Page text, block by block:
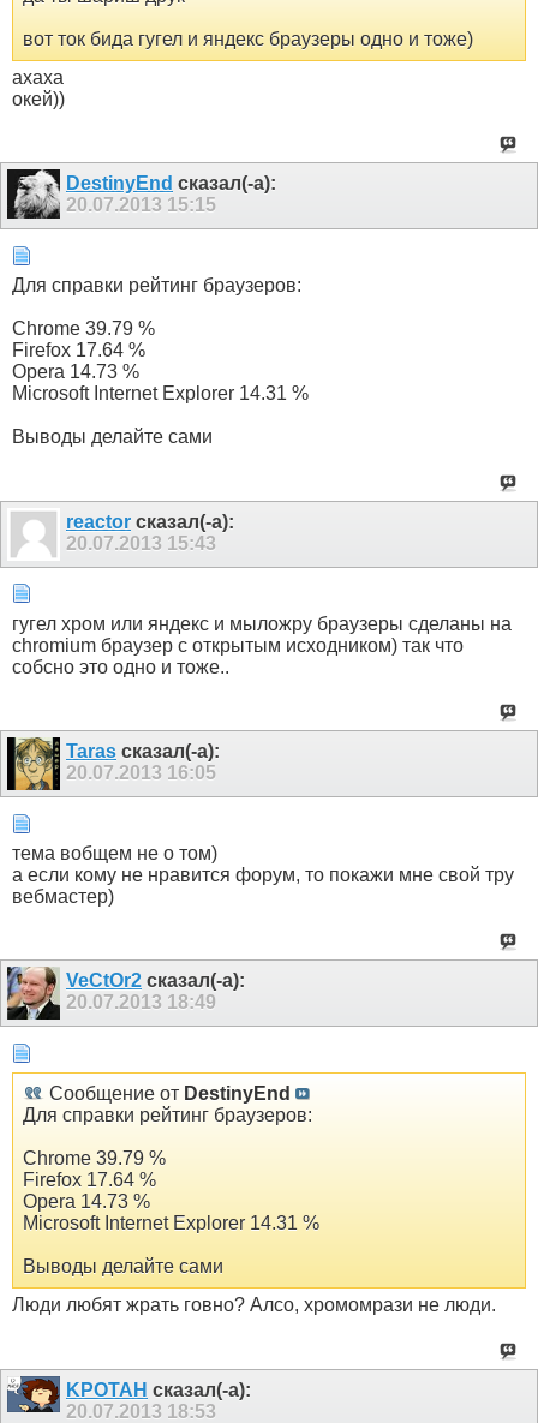
вот ток бида гугел и яндекс браузеры одно и тоже)
ахаха
окей))
DestinyEnd сказал(-а):
20.07.2013 15:15
Для справки рейтинг браузеров:
Chrome 39.79 %
Firefox 17.64 %
Opera 14.73 %
Microsoft Internet Explorer 14.31 %
Выводы делайте сами
reactor сказал(-а):
20.07.2013 15:43
гугел хром или яндекс и мыложру браузеры сделаны на
chromium браузер с открытым исходником) так что
собсно это одно и тоже..
Taras сказал(-а):
20.07.2013 16:05
тема вобщем не о том)
а если кому не нравится форум, то покажи мне свой тру
вебмастер)
VeCtOr2 сказал(-а):
20.07.2013 18:49
Сообщение от DestinyEnd
Для справки рейтинг браузеров:
Chrome 39.79 %
Firefox 17.64 %
Opera 14.73 %
Microsoft Internet Explorer 14.31 %
Выводы делайте сами
Люди любят жрать говно? Алсо, хромомрази не люди.
KPOTAH сказал(-а):
20.07.2013 18:53